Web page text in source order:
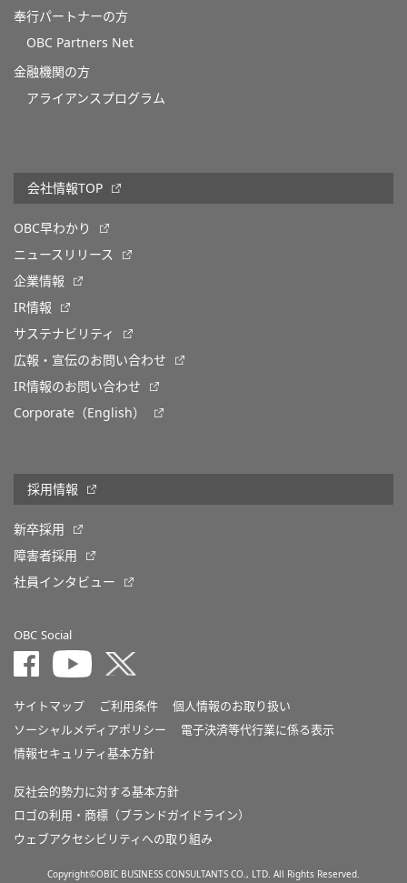
奉行パートナーの方
OBC Partners Net
金融機関の方
アライアンスプログラム
会社情報TOP
OBC早わかり
ニュースリリース
企業情報
IR情報
サステナビリティ
広報・宣伝のお問い合わせ
IR情報のお問い合わせ
Corporate（English）
採用情報
新卒採用
障害者採用
社員インタビュー
OBC Social
サイトマップ ご利用条件
個人情報のお取り扱い
ソーシャルメディアポリシー
電子決済等代行業に係る表示
情報セキュリティ基本方針
反社会的勢力に対する基本方針
ロゴの利用・商標（ブランドガイドライン）
ウェブアクセシビリティへの取り組み
Copyright©OBIC BUSINESS CONSULTANTS CO., LTD. All Rights Reserved.